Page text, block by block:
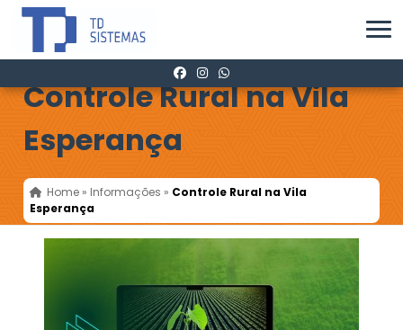
Controle Rural na Vila
Esperança
Home » Informações » Controle Rural na Vila
Esperança